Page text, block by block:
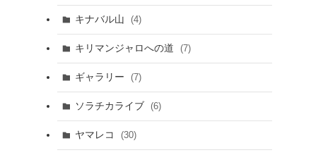
キナバル山 (4)
キリマンジャロへの道 (7)
ギャラリー (7)
ソラチカライブ (6)
ヤマレコ (30)